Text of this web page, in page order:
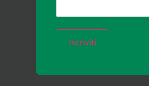
Iscriviti